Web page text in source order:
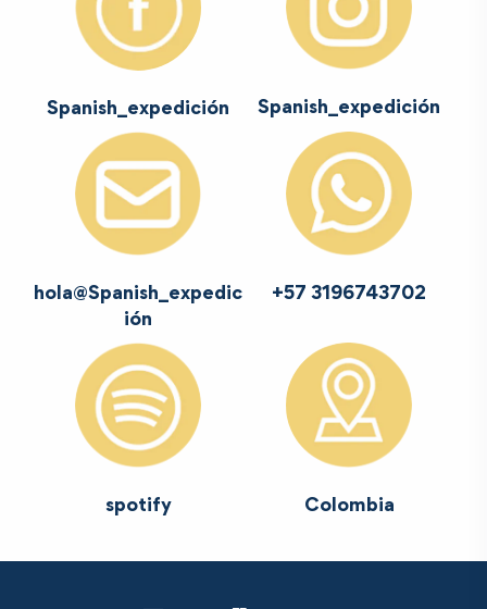
Spanish_expedición Spanish_expedición
hola@Spanish_expedic
ión
+57 3196743702
spotify Colombia